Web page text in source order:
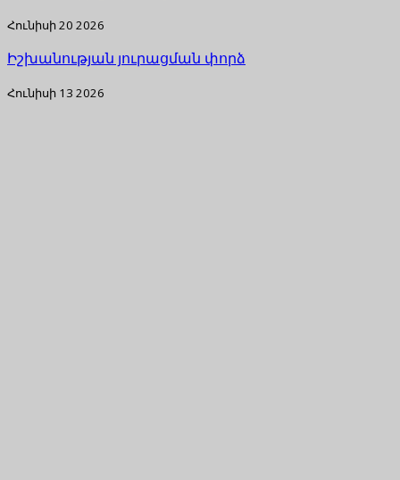
Հունիսի 20 2026
Իշխանության յուրացման փորձ
Հունիսի 13 2026